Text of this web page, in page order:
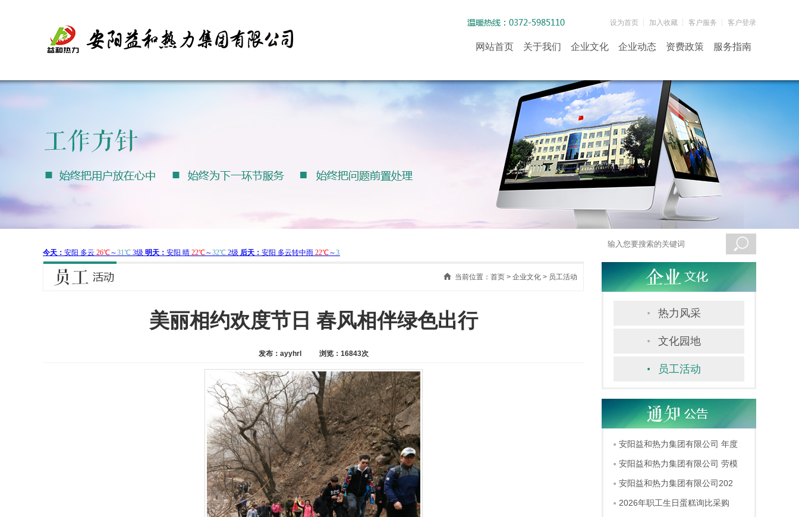
设为首页 ┆ 加入收藏 ┆ 客户服务 ┆ 客户登录
网站首页 关于我们 企业文化 企业动态 资费政策 服务指南
热力风采
文化园地
员工活动
安阳益和热力集团有限公司 年度
安阳益和热力集团有限公司 劳模
安阳益和热力集团有限公司202
2026年职工生日蛋糕询比采购
当前位置： 首页 > 企业文化 > 员工活动
美丽相约欢度节日 春风相伴绿色出行
发布：ayyhrl 浏览：16843次